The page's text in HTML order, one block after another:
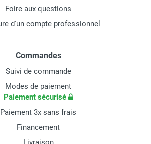
Foire aux questions
d'un compte professionnel
Commandes
Suivi de commande
Modes de paiement
Paiement sécurisé
Paiement 3x sans frais
Financement